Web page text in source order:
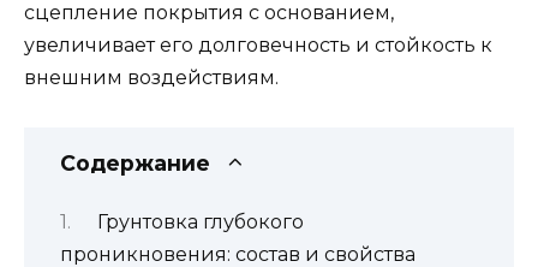
сцепление покрытия с основанием,
увеличивает его долговечность и стойкость к
внешним воздействиям.
Содержание
Грунтовка глубокого
проникновения: состав и свойства